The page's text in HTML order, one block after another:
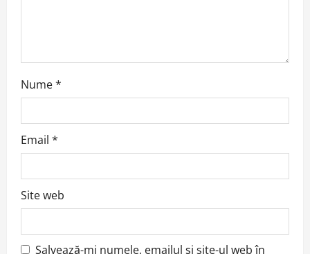
Nume*
Email *
Site web
Salvează-mi numele, emailul și site-ul web în